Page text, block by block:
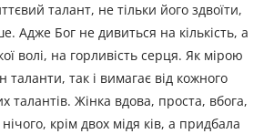
талант, не тільки його здвоїти,
Адже Бог не дивиться на кількість, а
волі, на горливість серця. Як мірою
таланти, так і вимагає від кожного
талантів. Жінка вдова, проста, вбога,
крім двох мідя ків, а придбала